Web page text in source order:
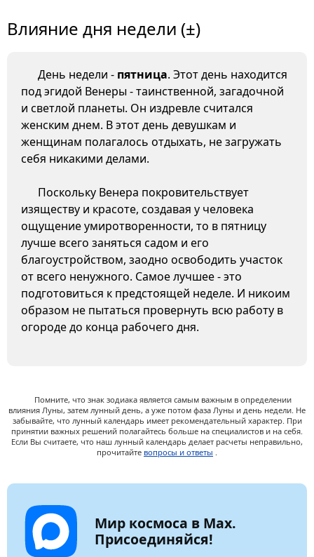
Влияние дня недели (±)
День недели - пятница. Этот день находится
под эгидой Венеры - таинственной, загадочной
и светлой планеты. Он издревле считался
женским днем. В этот день девушкам и
женщинам полагалось отдыхать, не загружать
себя никакими делами.
Поскольку Венера покровительствует
изяществу и красоте, создавая у человека
ощущение умиротворенности, то в пятницу
лучше всего заняться садом и его
благоустройством, заодно освободить участок
от всего ненужного. Самое лучшее - это
подготовиться к предстоящей неделе. И никоим
образом не пытаться провернуть всю работу в
огороде до конца рабочего дня.
Помните, что знак зодиака является самым важным в определении
влияния Луны, затем лунный день, а уже потом фаза Луны и день недели. Не
забывайте, что лунный календарь имеет рекомендательный характер. При
принятии важных решений полагайтесь больше на специалистов и на себя.
Если Вы считаете, что наш лунный календарь делает расчеты неправильно,
прочитайте вопросы и ответы .
Мир космоса в Max.
Присоединяйся!